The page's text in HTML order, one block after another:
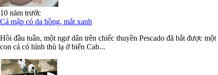
10 năm trước
Cá mập có da hồng, mắt xanh
Hồi đầu tuần, một ngư dân trên chiếc thuyền Pescado đã bắt được một
con cá có hình thù lạ ở biển Cab...